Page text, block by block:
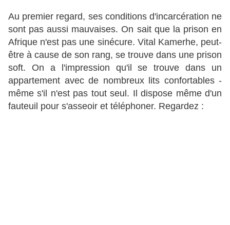
Au premier regard, ses conditions d'incarcération ne
sont pas aussi mauvaises. On sait que la prison en
Afrique n'est pas une sinécure. Vital Kamerhe, peut-
être à cause de son rang, se trouve dans une prison
soft. On a l'impression qu'il se trouve dans un
appartement avec de nombreux lits confortables -
même s'il n'est pas tout seul. Il dispose même d'un
fauteuil pour s'asseoir et téléphoner. Regardez :